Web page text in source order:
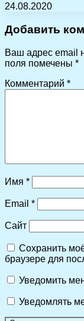
24.08.2020
Добавить
Ваш адрес email
поля помечены *
Комментарий *
Имя *
Email *
Сайт
Сохранить
браузере для
Уведомить
Уведомлять